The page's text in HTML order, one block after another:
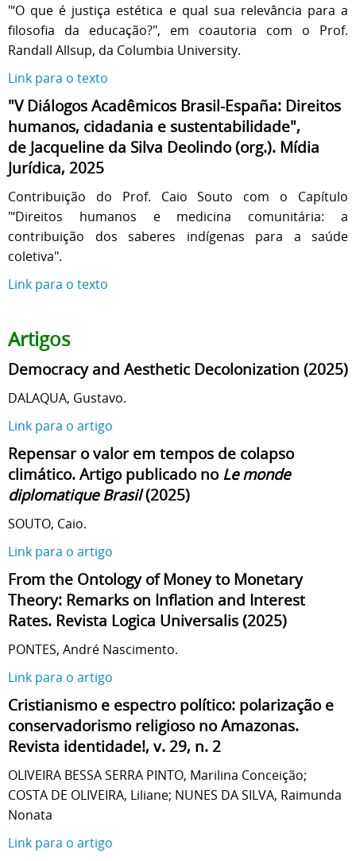
"‘O que é justiça estética e qual sua relevância para a
filosofia da educação?", em coautoria com o Prof.
Randall Allsup, da Columbia University.
Link para o texto
"V Diálogos Acadêmicos Brasil-España: Direitos
humanos, cidadania e sustentabilidade",
de Jacqueline da Silva Deolindo (org.). Mídia
Jurídica, 2025
Contribuição do Prof. Caio Souto com o Capítulo
"‘Direitos humanos e medicina comunitária: a
contribuição dos saberes indígenas para a saúde
coletiva".
Link para o texto
Artigos
Democracy and Aesthetic Decolonization (2025)
DALAQUA, Gustavo.
Link para o artigo
Repensar o valor em tempos de colapso
climático. Artigo publicado no Le monde
diplomatique Brasil(2025)
SOUTO, Caio.
Link para o artigo
From the Ontology of Money to Monetary
Theory: Remarks on Inflation and Interest
Rates. Revista Logica Universalis (2025)
PONTES, André Nascimento.
Link para o artigo
Cristianismo e espectro político: polarização e
conservadorismo religioso no Amazonas.
Revista identidade!, v. 29, n. 2
OLIVEIRA BESSA SERRA PINTO, Marilina Conceição;
COSTA DE OLIVEIRA, Liliane; NUNES DA SILVA, Raimunda
Nonata
Link para o artigo